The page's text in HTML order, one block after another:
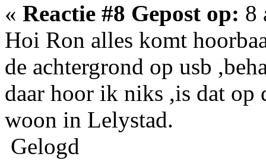
« Reactie #8 Gepost op: 8
Hoi Ron alles komt
de achtergrond op usb
daar hoor ik niks ,is dat op
woon in Lelystad.
Gelogd